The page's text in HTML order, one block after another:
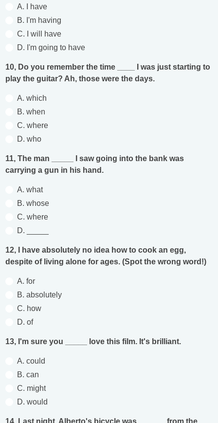
A. I have
B. I'm having
C. I will have
D. I'm going to have
10, Do you remember the time ____ I was just starting to
play the guitar? Ah, those were the days.
A. which
B. when
C. where
D. who
11, The man _____ I saw going into the bank was
carrying a gun in his hand.
A. what
B. whose
C. where
D. _____
12, I have absolutely no idea how to cook an egg,
despite of living alone for ages. (Spot the wrong word!)
A. for
B. absolutely
C. how
D. of
13, I'm sure you _____ love this film. It's brilliant.
A. could
B. can
C. might
D. would